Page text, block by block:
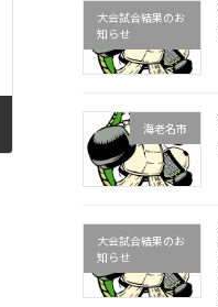
大会試合結果のお
知らせ
海老名市
大会試合結果のお
知らせ